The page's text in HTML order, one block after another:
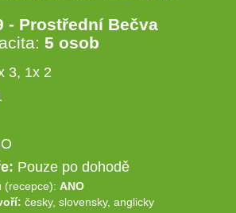
- Prostřední Bečva
5 osob
3, 1x 2
Pouze po dohodě
(recepce): ANO
česky, slovensky, anglicky